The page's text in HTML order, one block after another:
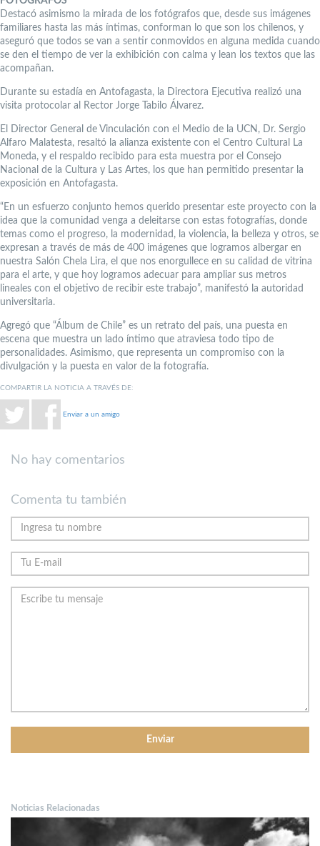
Destacó asimismo la mirada de los fotógrafos que, desde sus imágenes
familiares hasta las más íntimas, conforman lo que son los chilenos, y
aseguró que todos se van a sentir conmovidos en alguna medida cuando
se den el tiempo de ver la exhibición con calma y lean los textos que las
acompañan.
Durante su estadía en Antofagasta, la Directora Ejecutiva realizó una
visita protocolar al Rector Jorge Tabilo Álvarez.
El Director General de Vinculación con el Medio de la UCN, Dr. Sergio
Alfaro Malatesta, resaltó la alianza existente con el Centro Cultural La
Moneda, y el respaldo recibido para esta muestra por el Consejo
Nacional de la Cultura y Las Artes, los que han permitido presentar la
exposición en Antofagasta.
“En un esfuerzo conjunto hemos querido presentar este proyecto con la
idea que la comunidad venga a deleitarse con estas fotografías, donde
temas como el progreso, la modernidad, la violencia, la belleza y otros, se
expresan a través de más de 400 imágenes que logramos albergar en
nuestra Salón Chela Lira, el que nos enorgullece en su calidad de vitrina
para el arte, y que hoy logramos adecuar para ampliar sus metros
lineales con el objetivo de recibir este trabajo”, manifestó la autoridad
universitaria.
Agregó que “Álbum de Chile” es un retrato del país, una puesta en
escena que muestra un lado íntimo que atraviesa todo tipo de
personalidades. Asimismo, que representa un compromiso con la
divulgación y la puesta en valor de la fotografía.
COMPARTIR LA NOTICIA A TRAVÉS DE:
Enviar a un amigo
No hay comentarios
Comenta tu también
Noticias Relacionadas